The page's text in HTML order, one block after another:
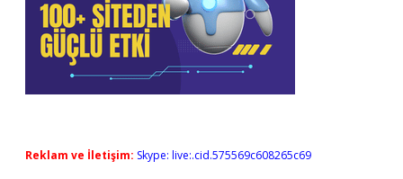
Reklam ve İletişim: Skype: live:.cid.575569c608265c69